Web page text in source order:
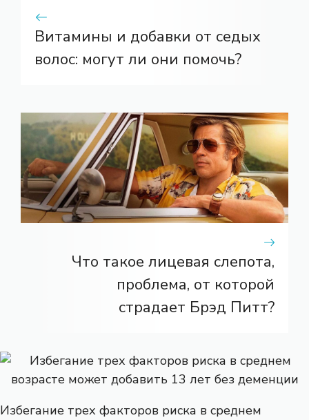
Витамины и добавки от седых
волос: могут ли они помочь?
Что такое лицевая слепота,
проблема, от которой
страдает Брэд Питт?
Избегание трех факторов риска в среднем